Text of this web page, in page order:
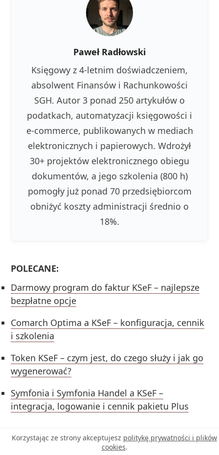
Paweł Radłowski
Księgowy z 4-letnim doświadczeniem,
absolwent Finansów i Rachunkowości
SGH. Autor 3 ponad 250 artykułów o
podatkach, automatyzacji księgowości i
e-commerce, publikowanych w mediach
elektronicznych i papierowych. Wdrożył
30+ projektów elektronicznego obiegu
dokumentów, a jego szkolenia (800 h)
pomogły już ponad 70 przedsiębiorcom
obniżyć koszty administracji średnio o
18%.
POLECANE:
Darmowy program do faktur KSeF – najlepsze
bezpłatne opcje
Comarch Optima a KSeF – konfiguracja, cennik
i szkolenia
Token KSeF – czym jest, do czego służy i jak go
wygenerować?
Symfonia i Symfonia Handel a KSeF –
integracja, logowanie i cennik pakietu Plus
Korzystając ze strony akceptujesz politykę prywatności i plików
cookies.